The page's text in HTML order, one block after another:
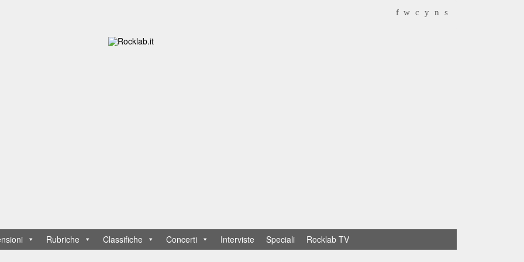
f w c y n s
Rubriche Classifiche Concerti Interviste Speciali Rocklab TV